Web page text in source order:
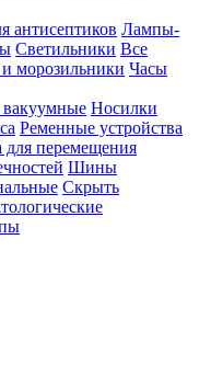
антисептиков Лампы-
Светильники Все
морозильники Часы
Носилки
Ременные устройства
для перемещения
Шины
Скрыть